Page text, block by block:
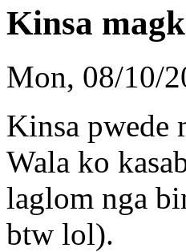
Kinsa
Mon, 08/10/
Kinsa pwede
Wala ko
laglom nga
btw lol).